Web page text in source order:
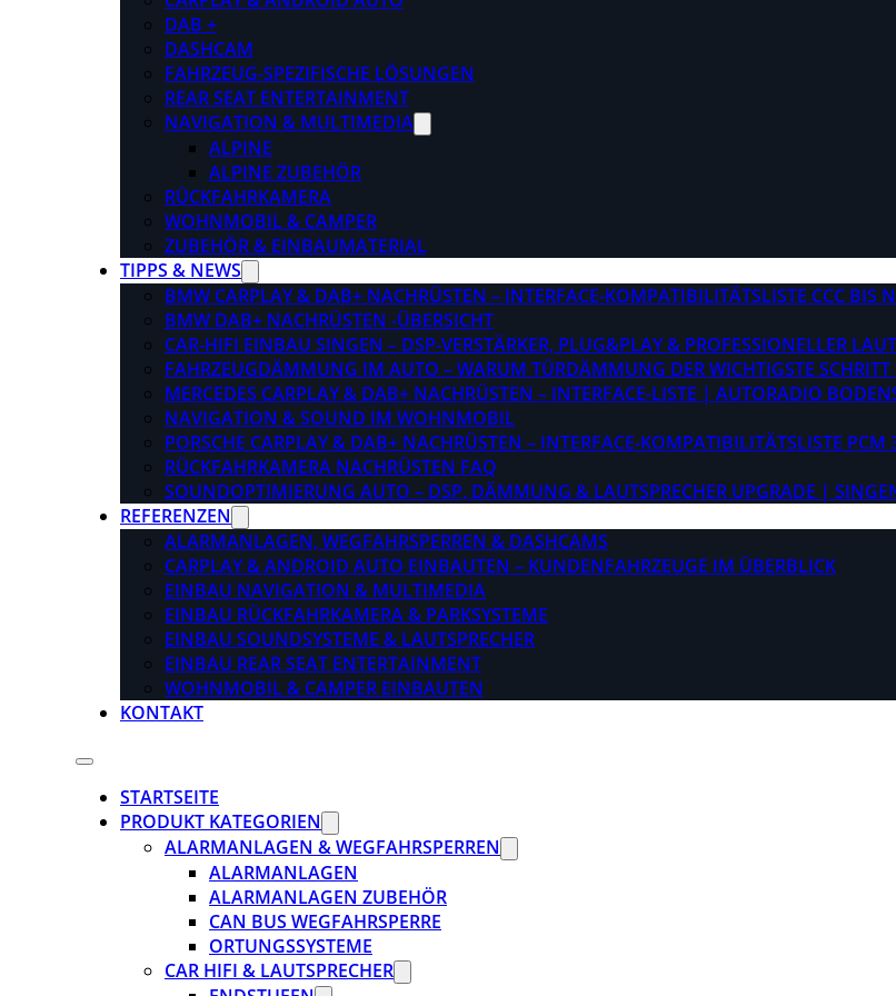
DAB +
DASHCAM
FAHRZEUG-SPEZIFISCHE LÖSUNGEN
REAR SEAT ENTERTAINMENT
NAVIGATION & MULTIMEDIA
ALPINE
ALPINE ZUBEHÖR
RÜCKFAHRKAMERA
WOHNMOBIL & CAMPER
ZUBEHÖR & EINBAUMATERIAL
TIPPS & NEWS
BMW CARPLAY & DAB+ NACHRÜSTEN – INTERFACE-KOMPATIBILITÄTSLISTE CCC BIS
BMW DAB+ NACHRÜSTEN -ÜBERSICHT
CAR-HIFI EINBAU SINGEN – DSP-VERSTÄRKER, PLUG&PLAY & PROFESSIONELLER
FAHRZEUGDÄMMUNG IM AUTO – WARUM TÜRDÄMMUNG DER WICHTIGSTE SCHRITT
MERCEDES CARPLAY & DAB+ NACHRÜSTEN – INTERFACE-LISTE | AUTORADIO
NAVIGATION & SOUND IM WOHNMOBIL
PORSCHE CARPLAY & DAB+ NACHRÜSTEN – INTERFACE-KOMPATIBILITÄTSLISTE PCM
RÜCKFAHRKAMERA NACHRÜSTEN FAQ
SOUNDOPTIMIERUNG AUTO – DSP, DÄMMUNG & LAUTSPRECHER UPGRADE |
REFERENZEN
ALARMANLAGEN, WEGFAHRSPERREN & DASHCAMS
CARPLAY & ANDROID AUTO EINBAUTEN – KUNDENFAHRZEUGE IM ÜBERBLICK
EINBAU NAVIGATION & MULTIMEDIA
EINBAU RÜCKFAHRKAMERA & PARKSYSTEME
EINBAU SOUNDSYSTEME & LAUTSPRECHER
EINBAU REAR SEAT ENTERTAINMENT
WOHNMOBIL & CAMPER EINBAUTEN
KONTAKT
STARTSEITE
PRODUKT KATEGORIEN
ALARMANLAGEN & WEGFAHRSPERREN
ALARMANLAGEN
ALARMANLAGEN ZUBEHÖR
CAN BUS WEGFAHRSPERRE
ORTUNGSSYSTEME
CAR HIFI & LAUTSPRECHER